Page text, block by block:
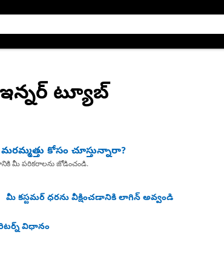
ట్యూబ్
కోసం చూస్తున్నారా?
మీ పరికరాలను జోడించండి.
మీ కస్టమర్ ధరను వీక్షించడానికి లాగిన్ అవ్వండి
విధానం